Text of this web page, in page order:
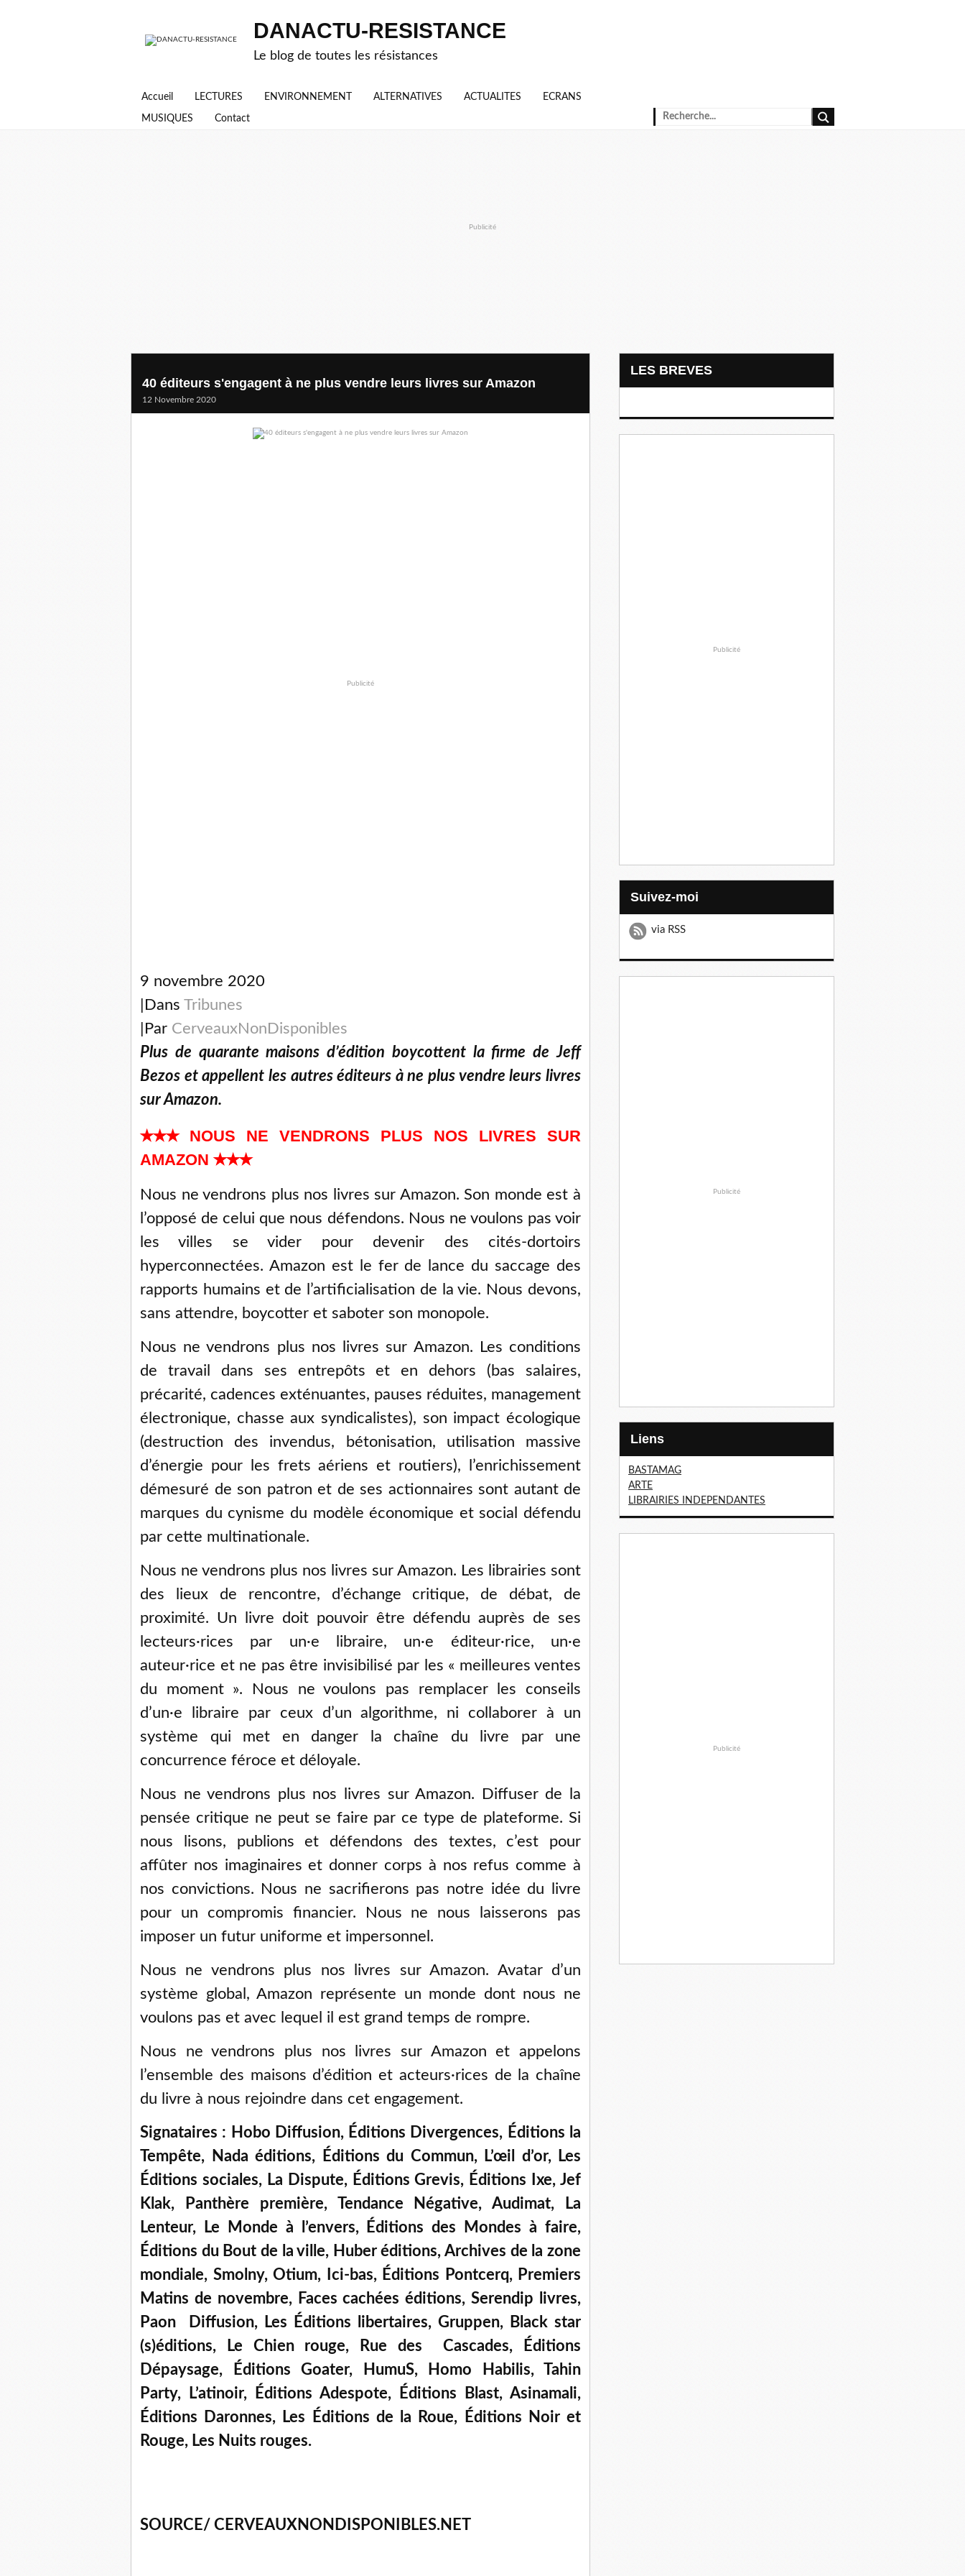
DANACTU-RESISTANCE
Le blog de toutes les résistances
Accueil LECTURES ENVIRONNEMENT ALTERNATIVES ACTUALITES ECRANS
MUSIQUES Contact
Publicité
40 éditeurs s'engagent à ne plus vendre leurs livres sur Amazon
12 Novembre 2020
Publicité
9 novembre 2020
|Dans Tribunes
|Par CerveauxNonDisponibles
Plus de quarante maisons d’édition boycottent la firme de Jeff
Bezos et appellent les autres éditeurs à ne plus vendre leurs livres
sur Amazon.
✭✭✭ NOUS NE VENDRONS PLUS NOS LIVRES SUR
AMAZON ✭✭✭
Nous ne vendrons plus nos livres sur Amazon. Son monde est à
l’opposé de celui que nous défendons. Nous ne voulons pas voir
les villes se vider pour devenir des cités-dortoirs
hyperconnectées. Amazon est le fer de lance du saccage des
rapports humains et de l’artificialisation de la vie. Nous devons,
sans attendre, boycotter et saboter son monopole.
Nous ne vendrons plus nos livres sur Amazon. Les conditions
de travail dans ses entrepôts et en dehors (bas salaires,
précarité, cadences exténuantes, pauses réduites, management
électronique, chasse aux syndicalistes), son impact écologique
(destruction des invendus, bétonisation, utilisation massive
d’énergie pour les frets aériens et routiers), l’enrichissement
démesuré de son patron et de ses actionnaires sont autant de
marques du cynisme du modèle économique et social défendu
par cette multinationale.
Nous ne vendrons plus nos livres sur Amazon. Les librairies sont
des lieux de rencontre, d’échange critique, de débat, de
proximité. Un livre doit pouvoir être défendu auprès de ses
lecteurs·rices par un·e libraire, un·e éditeur·rice, un·e
auteur·rice et ne pas être invisibilisé par les « meilleures ventes
du moment ». Nous ne voulons pas remplacer les conseils
d’un·e libraire par ceux d’un algorithme, ni collaborer à un
système qui met en danger la chaîne du livre par une
concurrence féroce et déloyale.
Nous ne vendrons plus nos livres sur Amazon. Diffuser de la
pensée critique ne peut se faire par ce type de plateforme. Si
nous lisons, publions et défendons des textes, c’est pour
affûter nos imaginaires et donner corps à nos refus comme à
nos convictions. Nous ne sacrifierons pas notre idée du livre
pour un compromis financier. Nous ne nous laisserons pas
imposer un futur uniforme et impersonnel.
Nous ne vendrons plus nos livres sur Amazon. Avatar d’un
système global, Amazon représente un monde dont nous ne
voulons pas et avec lequel il est grand temps de rompre.
Nous ne vendrons plus nos livres sur Amazon et appelons
l’ensemble des maisons d’édition et acteurs·rices de la chaîne
du livre à nous rejoindre dans cet engagement.
Signataires : Hobo Diffusion, Éditions Divergences, Éditions la
Tempête, Nada éditions, Éditions du Commun, L’œil d’or, Les
Éditions sociales, La Dispute, Éditions Grevis, Éditions Ixe, Jef
Klak, Panthère première, Tendance Négative, Audimat, La
Lenteur, Le Monde à l’envers, Éditions des Mondes à faire,
Éditions du Bout de la ville, Huber éditions, Archives de la zone
mondiale, Smolny, Otium, Ici-bas, Éditions Pontcerq, Premiers
Matins de novembre, Faces cachées éditions, Serendip livres,
Paon Diffusion, Les Éditions libertaires, Gruppen, Black star
(s)éditions, Le Chien rouge, Rue des Cascades, Éditions
Dépaysage, Éditions Goater, HumuS, Homo Habilis, Tahin
Party, L’atinoir, Éditions Adespote, Éditions Blast, Asinamali,
Éditions Daronnes, Les Éditions de la Roue, Éditions Noir et
Rouge, Les Nuits rouges.
SOURCE/ CERVEAUXNONDISPONIBLES.NET
LES BREVES
Publicité
Suivez-moi
via RSS
Publicité
Liens
BASTAMAG
ARTE
LIBRAIRIES INDEPENDANTES
Publicité